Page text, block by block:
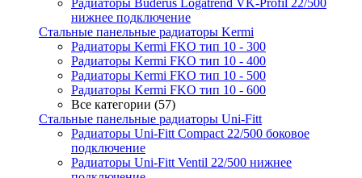
Радиаторы Buderus Logatrend VK-Profil 22/500
нижнее подключение
Стальные панельные радиаторы Kermi
Радиаторы Kermi FKO тип 10 - 300
Радиаторы Kermi FKO тип 10 - 400
Радиаторы Kermi FKO тип 10 - 500
Радиаторы Kermi FKO тип 10 - 600
Все категории (57)
Стальные панельные радиаторы Uni-Fitt
Радиаторы Uni-Fitt Compact 22/500 боковое
подключение
Радиаторы Uni-Fitt Ventil 22/500 нижнее